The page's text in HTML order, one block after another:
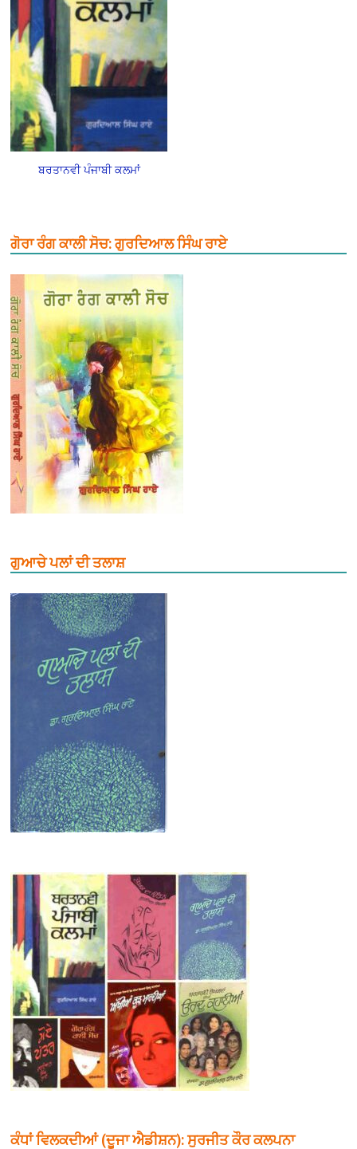
ਬਰਤਾਨਵੀ ਪੰਜਾਬੀ ਕਲਮਾਂ
ਗੋਰਾ ਰੰਗ ਕਾਲੀ ਸੋਚ: ਗੁਰਦਿਆਲ ਸਿੰਘ ਰਾਏ
ਗੁਆਚੇ ਪਲਾਂ ਦੀ ਤਲਾਸ਼
ਕੰਧਾਂ ਵਿਲਕਦੀਆਂ (ਦੂਜਾ ਐਡੀਸ਼ਨ): ਸੁਰਜੀਤ ਕੌਰ ਕਲਪਨਾ